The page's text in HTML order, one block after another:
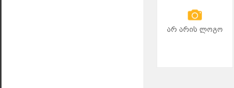
არ არის ლოგო